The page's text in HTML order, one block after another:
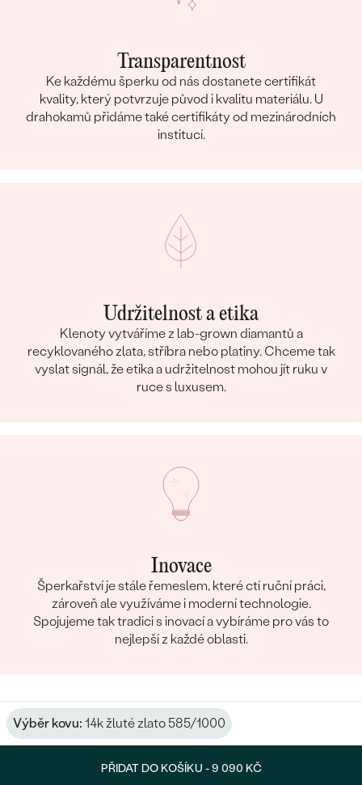
Transparentnost
Ke každému šperku od nás dostanete certifikát
kvality, který potvrzuje původ i kvalitu materiálu. U
drahokamů přidáme také certifikáty od mezinárodních
institucí.
Udržitelnost a etika
Klenoty vytváříme z lab-grown diamantů a
recyklovaného zlata, stříbra nebo platiny. Chceme tak
vyslat signál, že etika a udržitelnost mohou jít ruku v
ruce s luxusem.
Inovace
Šperkařství je stále řemeslem, které ctí ruční práci,
zároveň ale využíváme i moderní technologie.
Spojujeme tak tradici s inovací a vybíráme pro vás to
nejlepší z každé oblasti.
Výběr kovu: 14k žluté zlato 585/1000
PŘIDAT DO KOŠÍKU -9 090 KČ